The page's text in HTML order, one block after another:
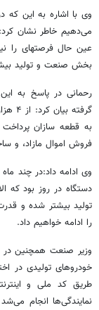
وی با اشاره به این که
می‌دهیم خاطر نشان
عین حال فرصتهای را
بخش صنعت و تولید
رحمانی در پاسخ به
به قطعه سازان پرداخت
فروش اموال مازاد، و
تولید بیشتر شده و
را ادامه خواهیم داد.
خودروهای تولیدی در
طریق کد ملی و
نمایندگی‌ها انجام